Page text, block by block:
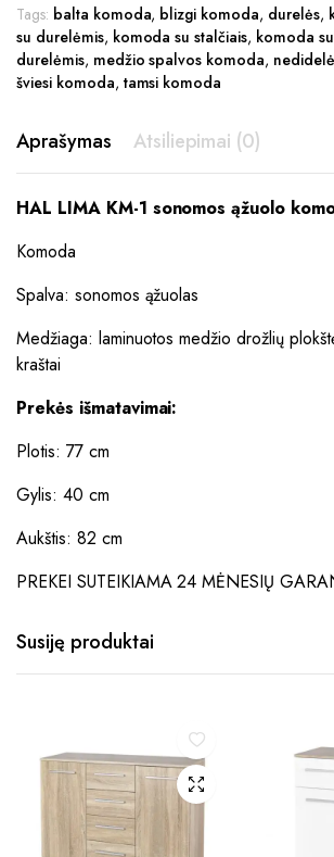
Tags: balta komoda, blizgi komoda, durelės,
su durelėmis, komoda su stalčiais, komoda
durelėmis, medžio spalvos komoda,
šviesi komoda, tamsi komoda
Aprašymas Atsiliepimai (0)
HAL LIMA KM-1 sonomos ąžuolo
Komoda
Spalva: sonomos ąžuolas
Medžiaga: laminuotos medžio drožlių
kraštai
Prekės išmatavimai:
Plotis: 77 cm
Gylis: 40 cm
Aukštis: 82 cm
PREKEI SUTEIKIAMA 24 MĖNESIŲ
Susiję produktai